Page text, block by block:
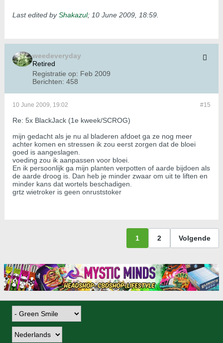
Last edited byShakazul; 10 June 2009, 18:59
weedeveryday
Retired
Registratie op: Feb 2009
Berichten: 458
#15
10 June 2009, 19:02
Re: 5x BlackJack (1e kweek/SCROG)
mijn gedacht als je nu al bladeren afdoet ga ze nog meer
achter komen en stressen ik zou eerst zorgen dat de bloei
goed is aangeslagen.
voeding zou ik aanpassen voor bloei.
En ik persoonlijk ga mijn planten verpotten of aarde bijdoen als
de aarde droog is. Dan heb je minder zwaar om uit te liften en
minder kans dat wortels beschadigen.
grtz wietroker is geen onruststoker
1 2 Volgende